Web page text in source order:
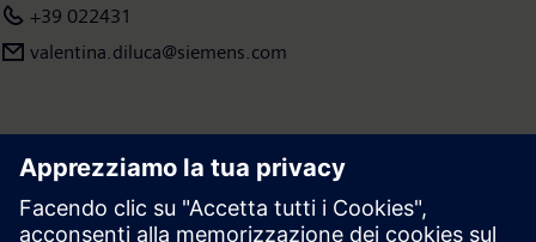
+39 022431
valentina.diluca@siemens.com